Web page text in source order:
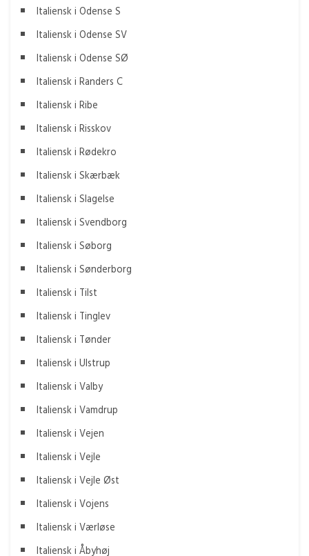
Italiensk i Odense S
Italiensk i Odense SV
Italiensk i Odense SØ
Italiensk i Randers C
Italiensk i Ribe
Italiensk i Risskov
Italiensk i Rødekro
Italiensk i Skærbæk
Italiensk i Slagelse
Italiensk i Svendborg
Italiensk i Søborg
Italiensk i Sønderborg
Italiensk i Tilst
Italiensk i Tinglev
Italiensk i Tønder
Italiensk i Ulstrup
Italiensk i Valby
Italiensk i Vamdrup
Italiensk i Vejen
Italiensk i Vejle
Italiensk i Vejle Øst
Italiensk i Vojens
Italiensk i Værløse
Italiensk i Åbyhøj